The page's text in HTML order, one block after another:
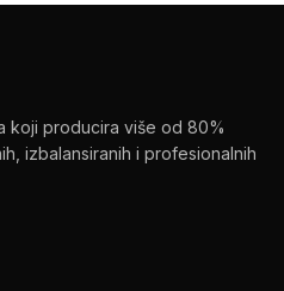
koji producira više od 80%
izbalansiranih i profesionalnih